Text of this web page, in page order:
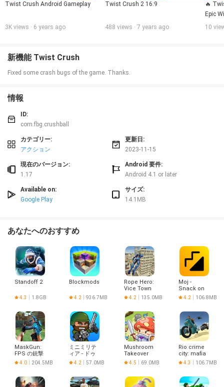
Twist Crush Android Gameplay
3K views · 6 years ago
Twist Crush 2 16:9
488 views · 7 years ago
🔥
Epic
10
新機能 Twist Crush
Fixed some crash bugs of the game. Thanks.
情報
ID:
com.fbg.crushball
カテゴリー:
アクション
更新日:
2023-11-15
現在のバージョン:
1.17
Android 要件:
Android 4.1 or later
Available on:
Google Play
サイズ:
14.1MB
あなたへのおすすめ
Standoff 2
4.3 1.8GB
Blockmods
4.2 936.7MB
Rope Hero:
Vice Town
4.2 135.0MB
Moj -
Snack on
Indian
Short
Made in
India
4.2 106.8MB
MaskGun:
FPS の銃撃
ゲーム
4.0 204.5MB
ミニミリテ
ィア - ドゥ
ードゥルア
ーミー2
4.2 57.0MB
Mushroom
Takeover
4.5 69.0MB
Rio crime
city: mafia
gangster
4.3 106.7MB